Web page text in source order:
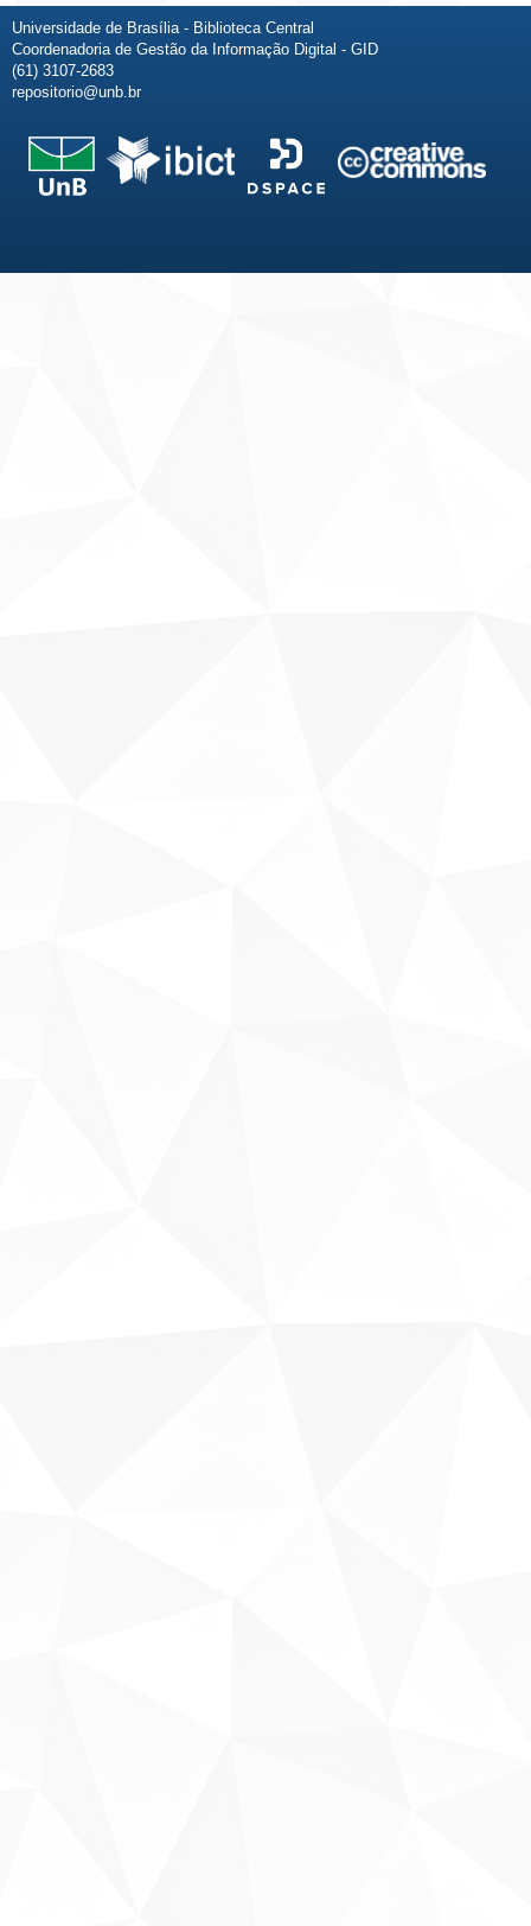
Universidade de Brasília - Biblioteca Central
Coordenadoria de Gestão da Informação Digital - GID
(61) 3107-2683
repositorio@unb.br